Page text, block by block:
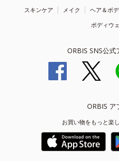
スキンケア メイク ヘア＆ボ
ボディウ
ORBIS SNS公式
ORBIS ア
お買い物をもっと楽